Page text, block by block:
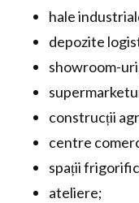
hale
depozite
showroom-
construcții
centre
spații
ateliere;